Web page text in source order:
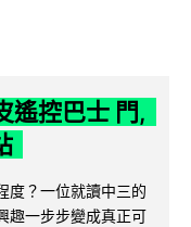
遙控巴士 門,
度？一位就讀中三的
趣一步步變成真正可